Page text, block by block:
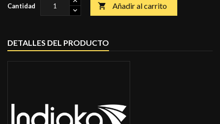
Cantidad  Añadir al carrito
DETALLES DEL PRODUCTO